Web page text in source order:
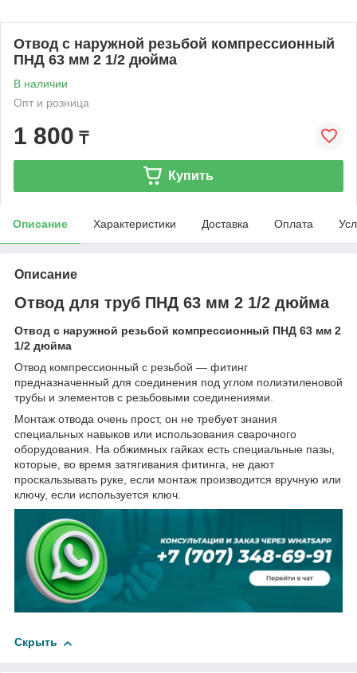
Отвод с наружной резьбой компрессионный
ПНД 63 мм 2 1/2 дюйма
В наличии
Опт и розница
1 800 ₸
Купить
Описание Характеристики Доставка Оплата
Описание
Отвод для труб ПНД 63 мм 2 1/2 дюйма
Отвод с наружной резьбой компрессионный ПНД 63 мм 2
1/2 дюйма
Отвод компрессионный с резьбой — фитинг
предназначенный для соединения под углом полиэтиленовой
трубы и элементов с резьбовыми соединениями.
Монтаж отвода очень прост, он не требует знания
специальных навыков или использования сварочного
оборудования. На обжимных гайках есть специальные пазы,
которые, во время затягивания фитинга, не дают
проскальзывать руке, если монтаж производится вручную или
ключу, если используется ключ.
Скрыть